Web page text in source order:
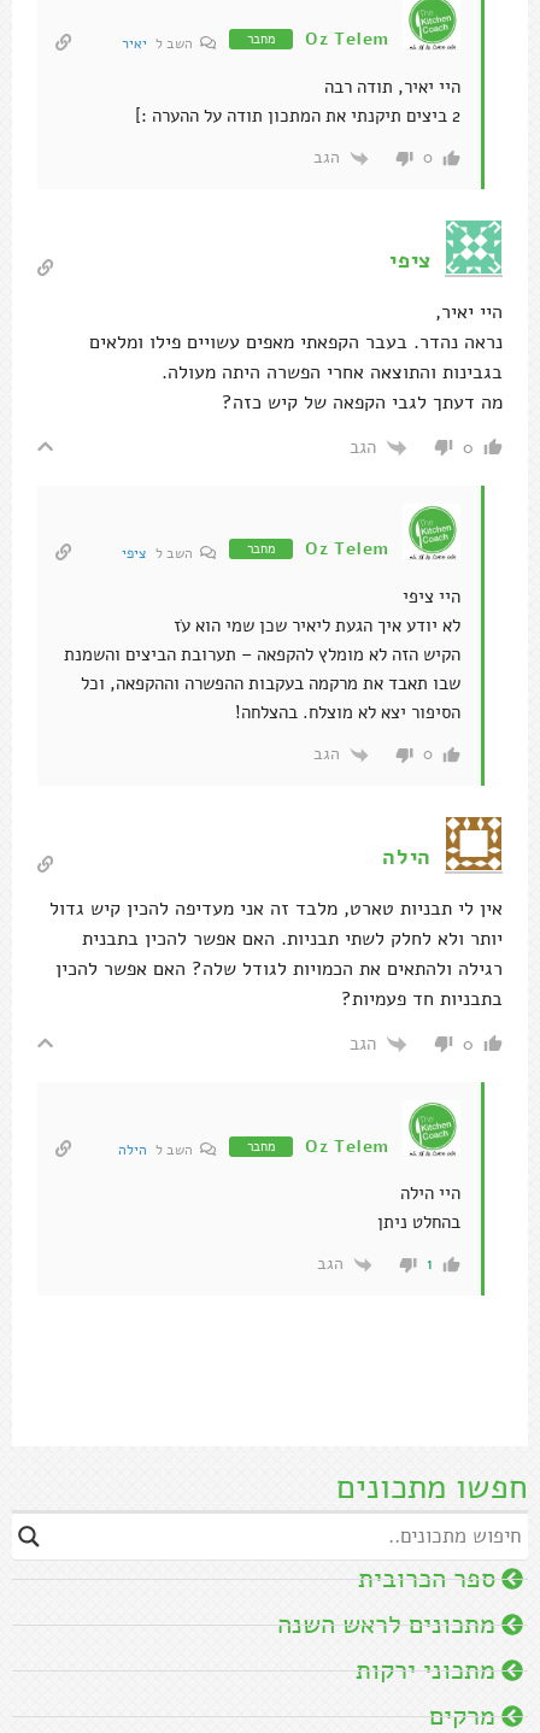
חפשו מתכונים
ספר הכרובית
מתכונים לראש השנה
מתכוני ירקות
מרקים
Oz Telem מחבר השב ל יאיר
היי יאיר, תודה רבה
2 ביצים תיקנתי את המתכון תודה על ההערה :]
0 הגב
ציפי
היי יאיר,
נראה נהדר. בעבר הקפאתי מאפים עשויים פילו ומלאים
בגבינות והתוצאה אחרי הפשרה היתה מעולה.
מה דעתך לגבי הקפאה של קיש כזה?
0 הגב
Oz Telem מחבר השב ל ציפי
היי ציפי
לא יודע איך הגעת ליאיר שכן שמי הוא עֹז
הקיש הזה לא מומלץ להקפאה – תערובת הביצים והשמנת
שבו תאבד את מרקמה בעקבות ההפשרה וההקפאה, וכל
הסיפור יצא לא מוצלח. בהצלחה!
0 הגב
הילה
אין לי תבניות טארט, מלבד זה אני מעדיפה להכין קיש גדול
יותר ולא לחלק לשתי תבניות. האם אפשר להכין בתבנית
רגילה ולהתאים את הכמויות לגודל שלה? האם אפשר להכין
בתבניות חד פעמיות?
0 הגב
Oz Telem מחבר השב ל הילה
היי הילה
בהחלט ניתן
1 הגב